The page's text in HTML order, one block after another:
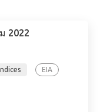
2022
EIA